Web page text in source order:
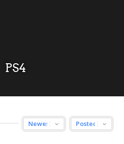
PS4